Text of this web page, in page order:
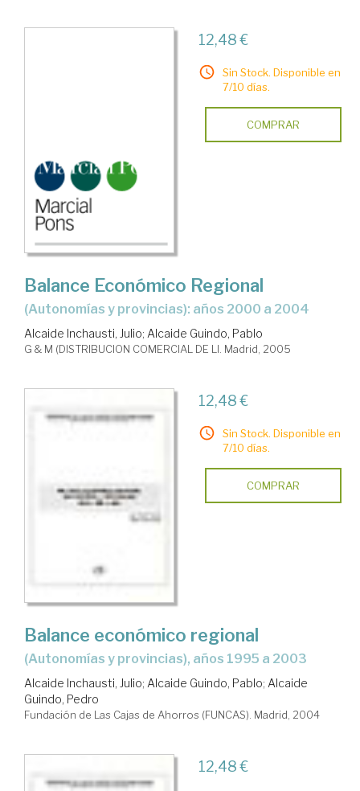
12,48 €
Sin Stock. Disponible en
7/10 días.
COMPRAR
Balance Económico Regional
(Autonomías y provincias): años 2000 a 2004
Alcaide Inchausti, Julio; Alcaide Guindo, Pablo
G & M (DISTRIBUCION COMERCIAL DE LI. Madrid, 2005
12,48 €
Sin Stock. Disponible en
7/10 días.
COMPRAR
Balance económico regional
(autonomías y provincias), años 1995 a 2003
Alcaide Inchausti, Julio; Alcaide Guindo, Pablo; Alcaide
Guindo, Pedro
Fundación de Las Cajas de Ahorros (FUNCAS). Madrid, 2004
12,48 €